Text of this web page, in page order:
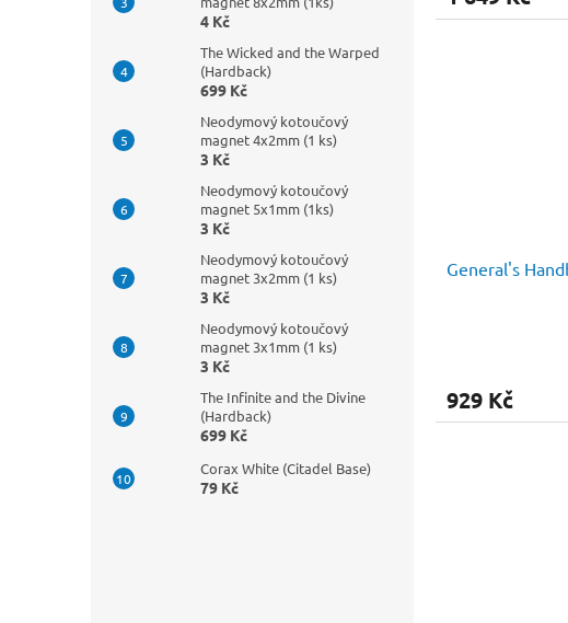
4 Kč
The Wicked and the Warped
(Hardback)
699 Kč
Neodymový kotoučový
magnet 4x2mm (1 ks)
3 Kč
Neodymový kotoučový
magnet 5x1mm (1ks)
3 Kč
Neodymový kotoučový
magnet 3x2mm (1 ks)
3 Kč
Neodymový kotoučový
magnet 3x1mm (1 ks)
3 Kč
The Infinite and the Divine
(Hardback)
699 Kč
Corax White (Citadel Base)
79 Kč
General's
929 Kč